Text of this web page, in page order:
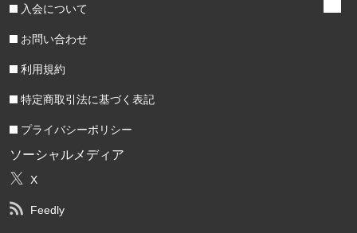
入会について
お問い合わせ
利用規約
特定商取引法に基づく表記
プライバシーポリシー
ソーシャルメディア
X
Feedly